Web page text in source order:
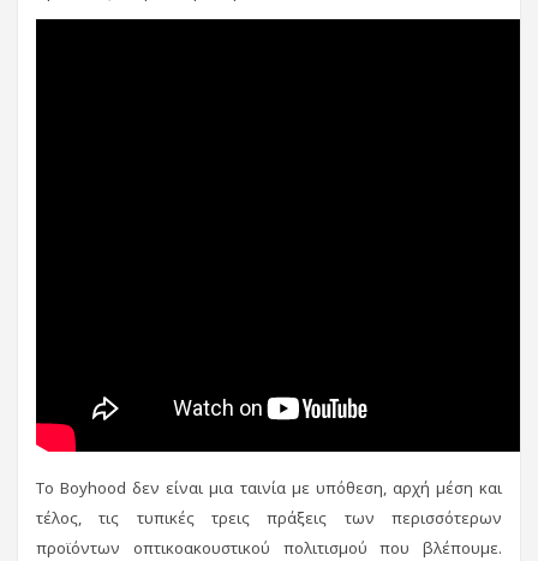
Το Boyhood δεν είναι μια ταινία με υπόθεση, αρχή μέση και
τέλος, τις τυπικές τρεις πράξεις των περισσότερων
προϊόντων οπτικοακουστικού πολιτισμού που βλέπουμε.